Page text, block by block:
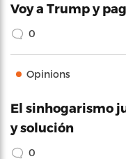
Voy a Trump y
0
Opinions
El sinhogarismo
y solución
0